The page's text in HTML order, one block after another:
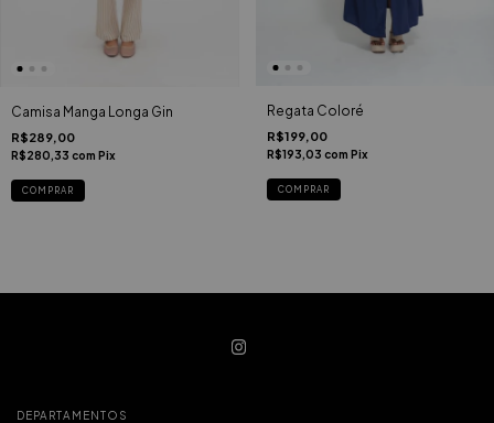
Camisa Manga Longa Gin
R$289,00
R$280,33 com Pix
COMPRAR
Regata Coloré
R$199,00
R$193,03 com Pix
COMPRAR
DEPARTAMENTOS